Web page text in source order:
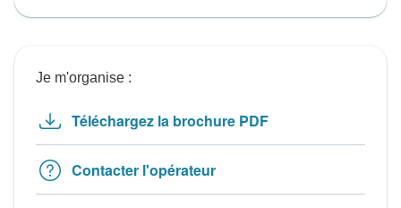
Je m'organise :
Téléchargez la brochure PDF
Contacter l'opérateur